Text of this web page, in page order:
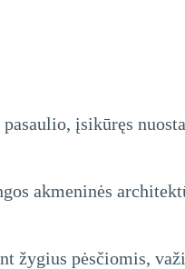
įsikūręs
akmeninės
žygius pėsčiomis,